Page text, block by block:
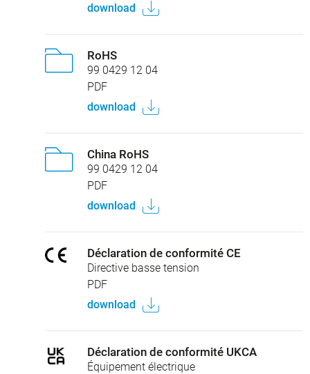
download
RoHS
99 0429 12 04
PDF
download
China RoHS
99 0429 12 04
PDF
download
Déclaration de conformité CE
Directive basse tension
PDF
download
Déclaration de conformité UKCA
Équipement électrique